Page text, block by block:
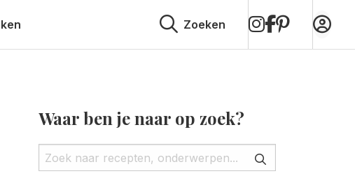
Zoeken
op
Instagram
op
Facebook
op
Pinterest
Waar ben je naar op zoek?